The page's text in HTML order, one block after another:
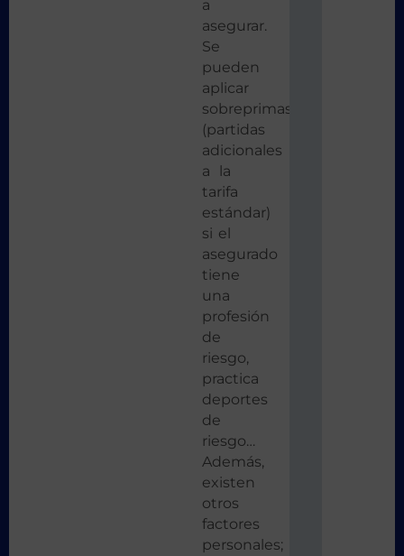
a
asegurar.
Se
pueden
aplicar
sobreprimas
(partidas
adicionales
a la
tarifa
estándar)
si el
asegurado
tiene
una
profesión
de
riesgo,
practica
deportes
de
riesgo…
Además,
existen
otros
factores
personales;